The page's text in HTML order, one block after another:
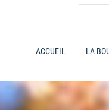
ACCUEIL LA